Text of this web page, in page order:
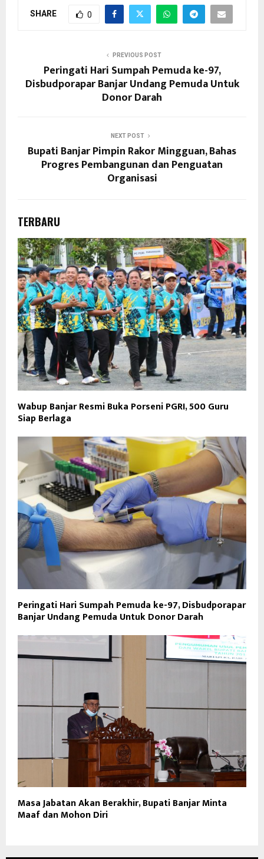
SHARE 0
PREVIOUS POST
Peringati Hari Sumpah Pemuda ke-97,
Disbudporapar Banjar Undang Pemuda Untuk
Donor Darah
NEXT POST
Bupati Banjar Pimpin Rakor Mingguan, Bahas
Progres Pembangunan dan Penguatan
Organisasi
TERBARU
Wabup Banjar Resmi Buka Porseni PGRI, 500 Guru
Siap Berlaga
Peringati Hari Sumpah Pemuda ke-97, Disbudporapar
Banjar Undang Pemuda Untuk Donor Darah
Masa Jabatan Akan Berakhir, Bupati Banjar Minta
Maaf dan Mohon Diri